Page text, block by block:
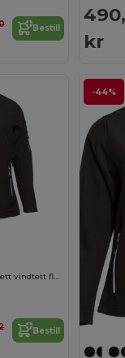
Bestill
kr
Kvinner pustende vanntett vindtett fleece
Bestill
-44%